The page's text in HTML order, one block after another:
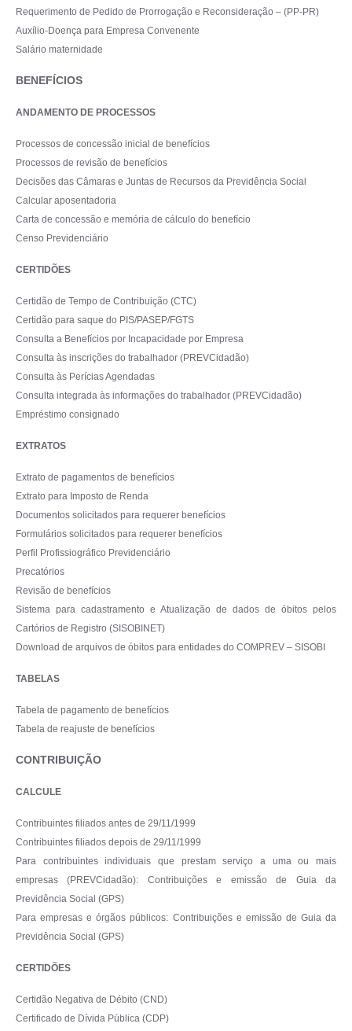
Requerimento de Pedido de Prorrogação e Reconsideração – (PP-PR)
Auxílio-Doença para Empresa Convenente
Salário maternidade
BENEFÍCIOS
ANDAMENTO DE PROCESSOS
Processos de concessão inicial de benefícios
Processos de revisão de benefícios
Decisões das Câmaras e Juntas de Recursos da Previdência Social
Calcular aposentadoria
Carta de concessão e memória de cálculo do benefício
Censo Previdenciário
CERTIDÕES
Certidão de Tempo de Contribuição (CTC)
Certidão para saque do PIS/PASEP/FGTS
Consulta a Benefícios por Incapacidade por Empresa
Consulta às inscrições do trabalhador (PREVCidadão)
Consulta às Perícias Agendadas
Consulta integrada às informações do trabalhador (PREVCidadão)
Empréstimo consignado
EXTRATOS
Extrato de pagamentos de benefícios
Extrato para Imposto de Renda
Documentos solicitados para requerer benefícios
Formulários solicitados para requerer benefícios
Perfil Profissiográfico Previdenciário
Precatórios
Revisão de benefícios
Sistema para cadastramento e Atualização de dados de óbitos pelos
Cartórios de Registro (SISOBINET)
Download de arquivos de óbitos para entidades do COMPREV – SISOBI
TABELAS
Tabela de pagamento de benefícios
Tabela de reajuste de benefícios
CONTRIBUIÇÃO
CALCULE
Contribuintes filiados antes de 29/11/1999
Contribuintes filiados depois de 29/11/1999
Para contribuintes individuais que prestam serviço a uma ou mais
empresas (PREVCidadão): Contribuições e emissão de Guia da
Previdência Social (GPS)
Para empresas e órgãos públicos: Contribuições e emissão de Guia da
Previdência Social (GPS)
CERTIDÕES
Certidão Negativa de Débito (CND)
Certificado de Dívida Pública (CDP)